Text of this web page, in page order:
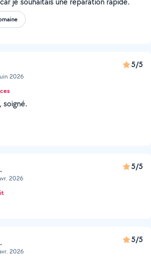
2026
5/5
soigné.
2026
5/5
2026
5/5